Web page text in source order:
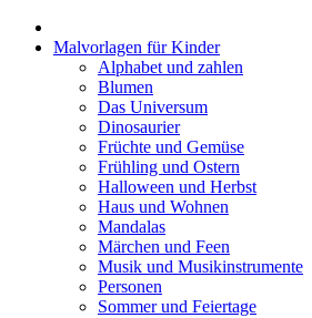
Malvorlagen für Kinder
Alphabet und zahlen
Blumen
Das Universum
Dinosaurier
Früchte und Gemüse
Frühling und Ostern
Halloween und Herbst
Haus und Wohnen
Mandalas
Märchen und Feen
Musik und Musikinstrumente
Personen
Sommer und Feiertage